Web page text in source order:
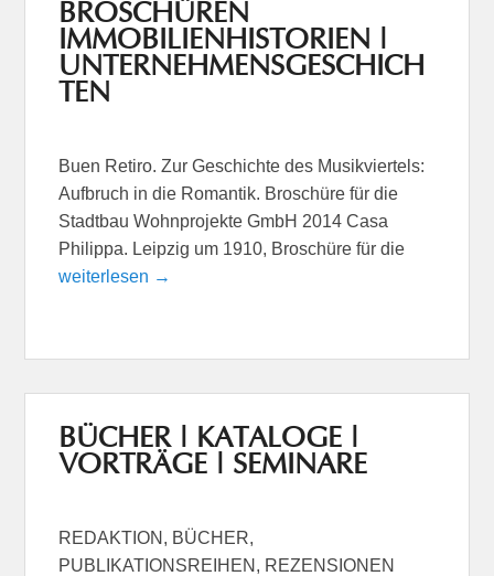
BROSCHÜREN
IMMOBILIENHISTORIEN |
UNTERNEHMENSGESCHICH
TEN
Buen Retiro. Zur Geschichte des Musikviertels:
Aufbruch in die Romantik. Broschüre für die
Stadtbau Wohnprojekte GmbH 2014 Casa
Philippa. Leipzig um 1910, Broschüre für die
weiterlesen →
BÜCHER | KATALOGE |
VORTRÄGE | SEMINARE
REDAKTION, BÜCHER,
PUBLIKATIONSREIHEN, REZENSIONEN